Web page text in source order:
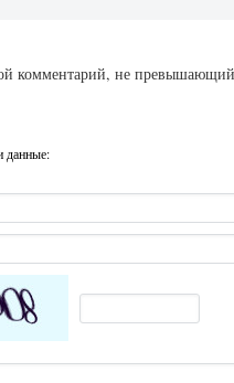
комментарий, не
данные: